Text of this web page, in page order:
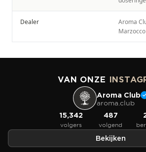
Dealer
Aroma
VAN ONZE
Aroma Club
aroma.club
15,342
volgers
487
volgend
Bekijken